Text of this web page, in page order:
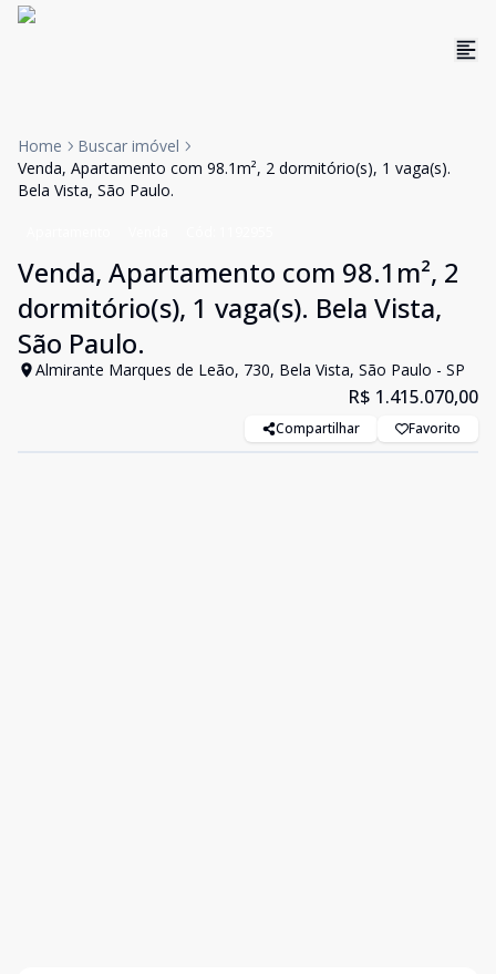
Home
Buscar imóvel
Venda, Apartamento com 98.1m², 2 dormitório(s), 1 vaga(s).
Bela Vista, São Paulo.
Venda, Apartamento com 98.1m², 2
dormitório(s), 1 vaga(s). Bela Vista,
São Paulo.
Almirante Marques de Leão, 730, Bela Vista, São Paulo - SP
R$ 1.415.070,00
Compartilhar Favorito